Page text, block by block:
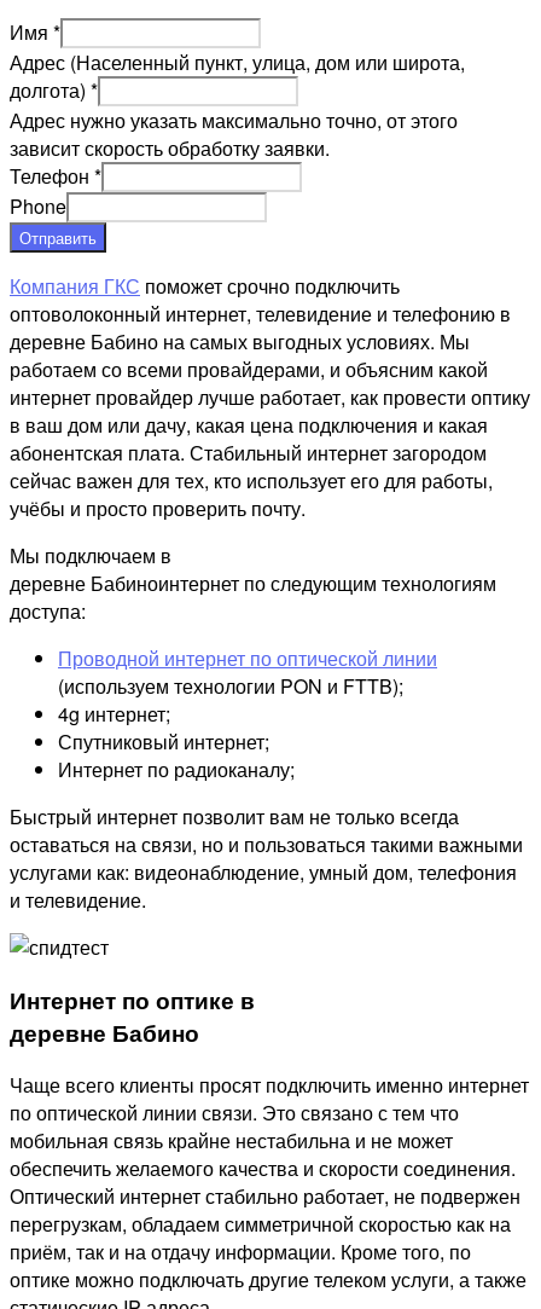
Имя *
Адрес (Населенный пункт, улица, дом или широта,
долгота) *
Адрес нужно указать максимально точно, от этого
зависит скорость обработку заявки.
Телефон *
Phone
Отправить
Компания ГКС поможет срочно подключить
оптоволоконный интернет, телевидение и телефонию в
деревне Бабино на самых выгодных условиях. Мы
работаем со всеми провайдерами, и объясним какой
интернет провайдер лучше работает, как провести оптику
в ваш дом или дачу, какая цена подключения и какая
абонентская плата. Стабильный интернет загородом
сейчас важен для тех, кто использует его для работы,
учёбы и просто проверить почту.
Мы подключаем в
деревне Бабиноинтернет по следующим технологиям
доступа:
Проводной интернет по оптической линии
(используем технологии PON и FTTB);
4g интернет;
Спутниковый интернет;
Интернет по радиоканалу;
Быстрый интернет позволит вам не только всегда
оставаться на связи, но и пользоваться такими важными
услугами как: видеонаблюдение, умный дом, телефония
и телевидение.
Интернет по оптике в
деревне Бабино
Чаще всего клиенты просят подключить именно интернет
по оптической линии связи. Это связано с тем что
мобильная связь крайне нестабильна и не может
обеспечить желаемого качества и скорости соединения.
Оптический интернет стабильно работает, не подвержен
перегрузкам, обладаем симметричной скоростью как на
приём, так и на отдачу информации. Кроме того, по
оптике можно подключать другие телеком услуги, а также